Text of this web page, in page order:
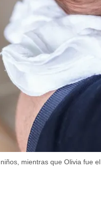
mientras que Olivia fue